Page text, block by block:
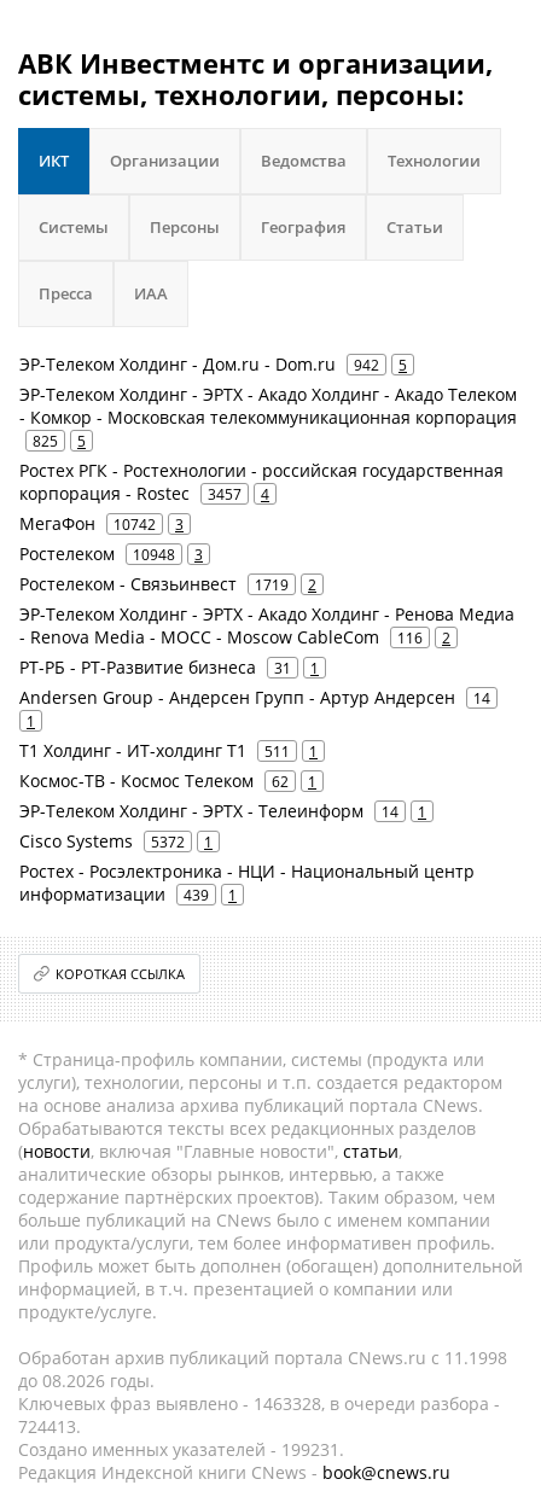
АВК Инвестментс и организации,
системы, технологии, персоны:
ИКТ Организации Ведомства Технологии
Системы Персоны География Статьи
Пресса ИАА
ЭР-Телеком Холдинг - Дом.ru - Dom.ru 942 5
ЭР-Телеком Холдинг - ЭРТХ - Акадо Холдинг - Акадо Телеком
- Комкор - Московская телекоммуникационная корпорация
825 5
Ростех РГК - Ростехнологии - российская государственная
корпорация - Rostec
3457 4
МегаФон 10742 3
Ростелеком 10948 3
Ростелеком - Связьинвест 1719 2
ЭР-Телеком Холдинг - ЭРТХ - Акадо Холдинг - Ренова Медиа
- Renova Media - MOCC - Moscow CableCom
116 2
РТ-РБ - РТ-Развитие бизнеса 31 1
Andersen Group - Андерсен Групп - Артур Андерсен
14
1
Т1 Холдинг - ИТ-холдинг Т1 511 1
Космос-ТВ - Космос Телеком 62 1
ЭР-Телеком Холдинг - ЭРТХ - Телеинформ 14 1
Cisco Systems 5372 1
Ростех - Росэлектроника - НЦИ - Национальный центр
информатизации
439 1
КОРОТКАЯ ССЫЛКА
* Страница-профиль компании, системы (продукта или
услуги), технологии, персоны и т.п. создается редактором
на основе анализа архива публикаций портала CNews.
Обрабатываются тексты всех редакционных разделов
(новости, включая "Главные новости", статьи,
аналитические обзоры рынков, интервью, а также
содержание партнёрских проектов). Таким образом, чем
больше публикаций на CNews было с именем компании
или продукта/услуги, тем более информативен профиль.
Профиль может быть дополнен (обогащен) дополнительной
информацией, в т.ч. презентацией о компании или
продукте/услуге.
Обработан архив публикаций портала CNews.ru c 11.1998
до 08.2026 годы.
Ключевых фраз выявлено - 1463328, в очереди разбора -
724413.
Создано именных указателей - 199231.
Редакция Индексной книги CNews - book@cnews.ru